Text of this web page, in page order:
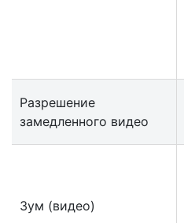
Разрешение
замедленного видео
Зум (видео)